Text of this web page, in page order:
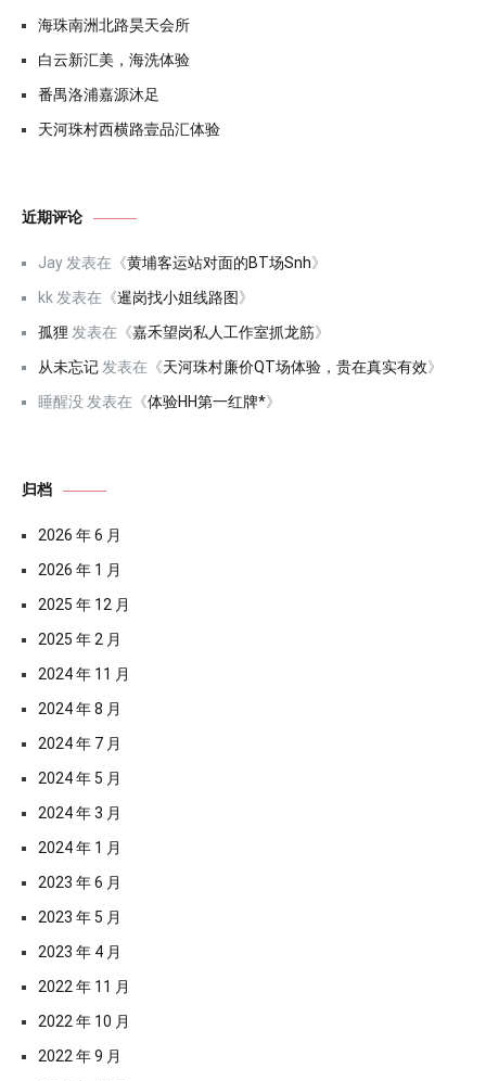
海珠南洲北路昊天会所
白云新汇美，海洗体验
番禺洛浦嘉源沐足
天河珠村西横路壹品汇体验
近期评论
Jay 发表在《黄埔客运站对面的BT场Snh》
kk 发表在《暹岗找小姐线路图》
孤狸 发表在《嘉禾望岗私人工作室抓龙筋》
从未忘记 发表在《天河珠村廉价QT场体验，贵在真实有效》
睡醒没 发表在《体验HH第一红牌*》
归档
2026 年 6 月
2026 年 1 月
2025 年 12 月
2025 年 2 月
2024 年 11 月
2024 年 8 月
2024 年 7 月
2024 年 5 月
2024 年 3 月
2024 年 1 月
2023 年 6 月
2023 年 5 月
2023 年 4 月
2022 年 11 月
2022 年 10 月
2022 年 9 月